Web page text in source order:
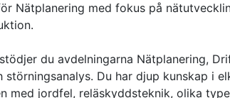
Nätplanering med fokus på
du avdelningarna Nätplanering,
störningsanalys. Du har djup kunskap i
med jordfel, reläskyddsteknik, olika